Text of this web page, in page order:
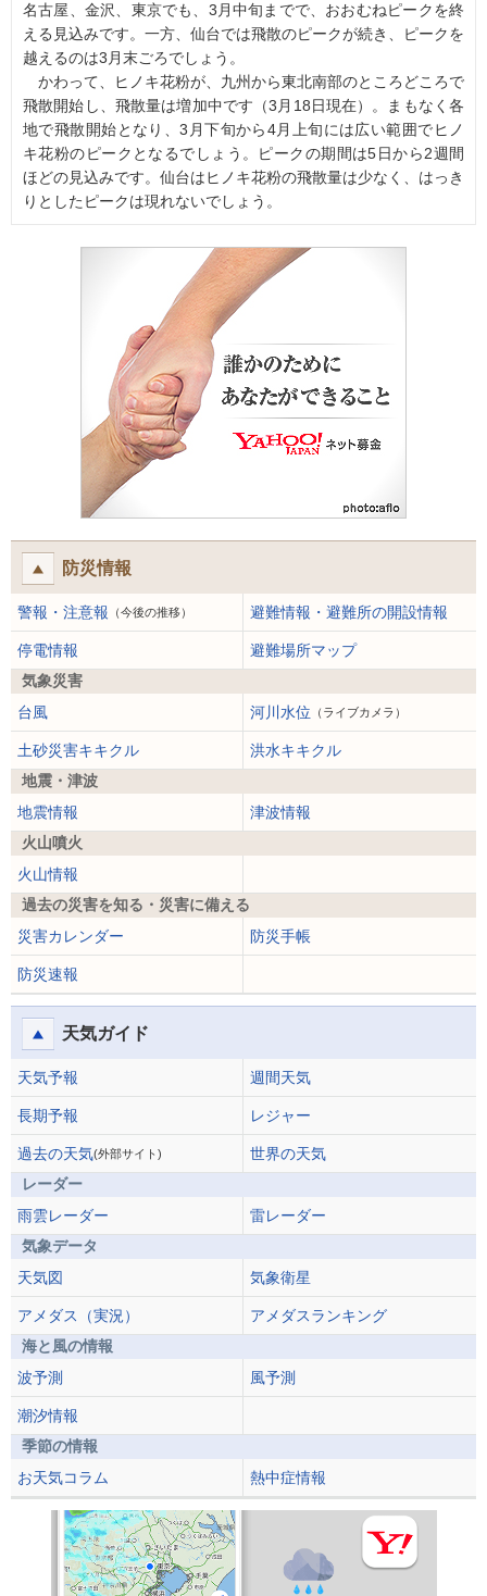
名古屋、金沢、東京でも、3月中旬までで、おおむねピークを終
える見込みです。一方、仙台では飛散のピークが続き、ピークを
越えるのは3月末ごろでしょう。
かわって、ヒノキ花粉が、九州から東北南部のところどころで
飛散開始し、飛散量は増加中です（3月18日現在）。まもなく各
地で飛散開始となり、3月下旬から4月上旬には広い範囲でヒノ
キ花粉のピークとなるでしょう。ピークの期間は5日から2週間
ほどの見込みです。仙台はヒノキ花粉の飛散量は少なく、はっき
りとしたピークは現れないでしょう。
防災情報
警報・注意報 （今後の推移） 避難情報・避難所の開設情報
停電情報
避難場所マップ
気象災害
台風
河川水位 （ライブカメラ）
土砂災害キキクル
洪水キキクル
地震・津波
地震情報
津波情報
火山噴火
火山情報
過去の災害を知る・災害に備える
災害カレンダー
防災手帳
防災速報
天気ガイド
天気予報 週間天気
長期予報 レジャー
過去の天気(外部サイト)
世界の天気
レーダー
雨雲レーダー
雷レーダー
気象データ
天気図
気象衛星
アメダス（実況）
アメダスランキング
海と風の情報
波予測
風予測
潮汐情報
季節の情報
お天気コラム
熱中症情報